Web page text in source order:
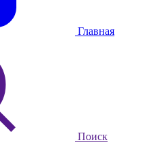
Главная
Поиск